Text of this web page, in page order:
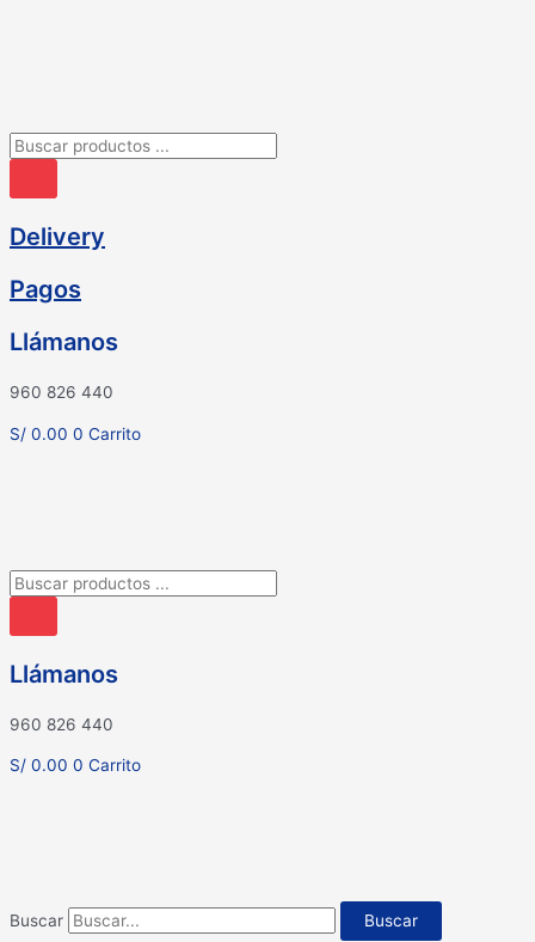
Búsqueda
productos
Delivery
Pagos
Llámanos
960 826 440
S/ 0.00 0 Carrito
Búsqueda
productos
Llámanos
960 826 440
S/ 0.00 0 Carrito
Buscar
Buscar